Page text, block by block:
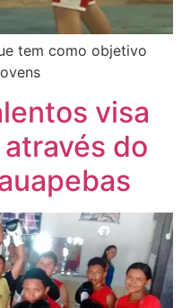
tem como objetivo
visa
do